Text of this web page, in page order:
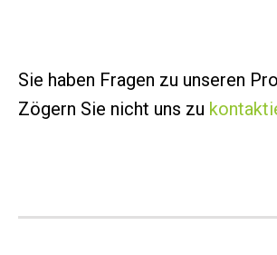
Sie haben Fragen zu unseren
Zögern Sie nicht uns zu